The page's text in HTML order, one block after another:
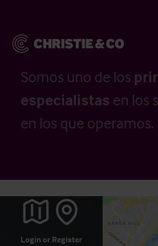
Somos uno de los
especialistas en los
en los que operamos.
Login or Register